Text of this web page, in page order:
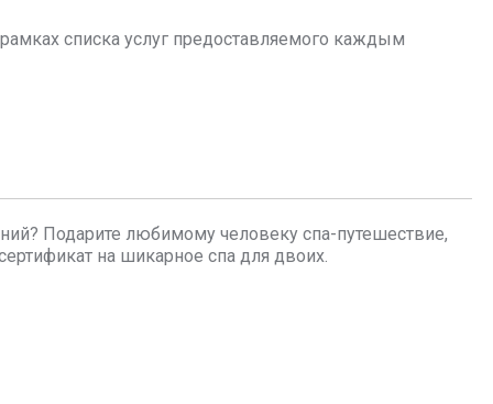
списка услуг предоставляемого каждым
Подарите любимому человеку спа-путешествие,
на шикарное спа для двоих.